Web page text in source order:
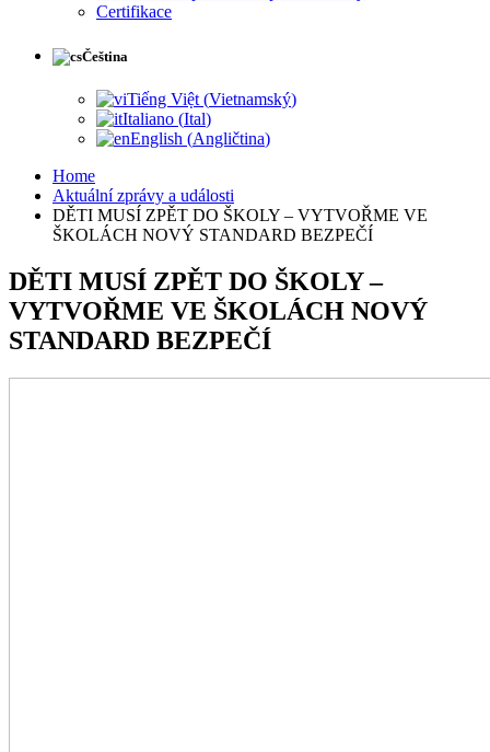
Certifikace
Čeština
Tiếng Việt (Vietnamský)
Italiano (Ital)
English (Angličtina)
Home
Aktuální zprávy a události
DĚTI MUSÍ ZPĚT DO ŠKOLY – VYTVOŘME VE
ŠKOLÁCH NOVÝ STANDARD BEZPEČÍ
DĚTI MUSÍ ZPĚT DO ŠKOLY –
VYTVOŘME VE ŠKOLÁCH NOVÝ
STANDARD BEZPEČÍ